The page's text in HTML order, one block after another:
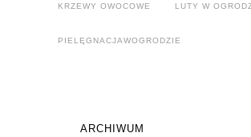
KRZEWY OWOCOWE LUTY W
PIELĘGNACJAWOGRODZIE
ARCHIWUM